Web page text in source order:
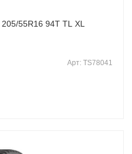
55R16 94T TL XL
Арт: TS78041